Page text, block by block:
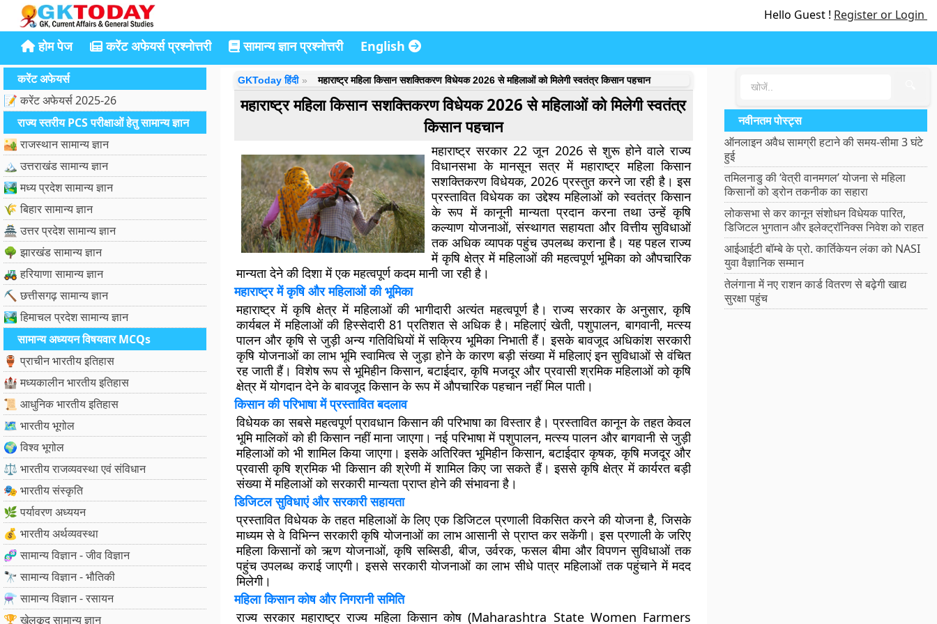
Hello Guest ! Register or Login
होम पेज करेंट अफेयर्स प्रश्नोत्तरी सामान्य ज्ञान प्रश्नोत्तरी English
करेंट अफेयर्स
📝 करेंट अफेयर्स 2025-26
राज्य स्तरीय PCS परीक्षाओं हेतु सामान्य ज्ञान
🏜️ राजस्थान सामान्य ज्ञान
🏔️ उत्तराखंड सामान्य ज्ञान
🏞️ मध्य प्रदेश सामान्य ज्ञान
🌾 बिहार सामान्य ज्ञान
🏯 उत्तर प्रदेश सामान्य ज्ञान
🌳 झारखंड सामान्य ज्ञान
🚜 हरियाणा सामान्य ज्ञान
⛏️ छत्तीसगढ़ सामान्य ज्ञान
🏞️ हिमाचल प्रदेश सामान्य ज्ञान
सामान्य अध्ययन विषयवार MCQs
🏺 प्राचीन भारतीय इतिहास
🏰 मध्यकालीन भारतीय इतिहास
📜 आधुनिक भारतीय इतिहास
🗺️ भारतीय भूगोल
🌍 विश्व भूगोल
⚖️ भारतीय राजव्यवस्था एवं संविधान
🎭 भारतीय संस्कृति
🌿 पर्यावरण अध्ययन
💰 भारतीय अर्थव्यवस्था
🧬 सामान्य विज्ञान - जीव विज्ञान
🔭 सामान्य विज्ञान - भौतिकी
⚗️ सामान्य विज्ञान - रसायन
🏆 खेलकूद सामान्य ज्ञान
GKToday हिंदी महाराष्ट्र महिला किसान सशक्तिकरण विधेयक 2026 से महिलाओं को मिलेगी स्वतंत्र किसान पहचान
महाराष्ट्र महिला किसान सशक्तिकरण विधेयक 2026 से महिलाओं को मिलेगी स्वतंत्र
किसान पहचान
महाराष्ट्र सरकार 22 जून 2026 से शुरू होने वाले राज्य
विधानसभा के मानसून सत्र में महाराष्ट्र महिला किसान
सशक्तिकरण विधेयक, 2026 प्रस्तुत करने जा रही है। इस
प्रस्तावित विधेयक का उद्देश्य महिलाओं को स्वतंत्र किसान
के रूप में कानूनी मान्यता प्रदान करना तथा उन्हें कृषि
कल्याण योजनाओं, संस्थागत सहायता और वित्तीय सुविधाओं
तक अधिक व्यापक पहुंच उपलब्ध कराना है। यह पहल राज्य
में कृषि क्षेत्र में महिलाओं की महत्वपूर्ण भूमिका को औपचारिक
मान्यता देने की दिशा में एक महत्वपूर्ण कदम मानी जा रही है।
महाराष्ट्र में कृषि और महिलाओं की भूमिका
महाराष्ट्र में कृषि क्षेत्र में महिलाओं की भागीदारी अत्यंत महत्वपूर्ण है। राज्य सरकार के अनुसार, कृषि
कार्यबल में महिलाओं की हिस्सेदारी 81 प्रतिशत से अधिक है। महिलाएं खेती, पशुपालन, बागवानी, मत्स्य
पालन और कृषि से जुड़ी अन्य गतिविधियों में सक्रिय भूमिका निभाती हैं। इसके बावजूद अधिकांश सरकारी
कृषि योजनाओं का लाभ भूमि स्वामित्व से जुड़ा होने के कारण बड़ी संख्या में महिलाएं इन सुविधाओं से वंचित
रह जाती हैं। विशेष रूप से भूमिहीन किसान, बटाईदार, कृषि मजदूर और प्रवासी श्रमिक महिलाओं को कृषि
क्षेत्र में योगदान देने के बावजूद किसान के रूप में औपचारिक पहचान नहीं मिल पाती।
किसान की परिभाषा में प्रस्तावित बदलाव
विधेयक का सबसे महत्वपूर्ण प्रावधान किसान की परिभाषा का विस्तार है। प्रस्तावित कानून के तहत केवल
भूमि मालिकों को ही किसान नहीं माना जाएगा। नई परिभाषा में पशुपालन, मत्स्य पालन और बागवानी से जुड़ी
महिलाओं को भी शामिल किया जाएगा। इसके अतिरिक्त भूमिहीन किसान, बटाईदार कृषक, कृषि मजदूर और
प्रवासी कृषि श्रमिक भी किसान की श्रेणी में शामिल किए जा सकते हैं। इससे कृषि क्षेत्र में कार्यरत बड़ी
संख्या में महिलाओं को सरकारी मान्यता प्राप्त होने की संभावना है।
डिजिटल सुविधाएं और सरकारी सहायता
प्रस्तावित विधेयक के तहत महिलाओं के लिए एक डिजिटल प्रणाली विकसित करने की योजना है, जिसके
माध्यम से वे विभिन्न सरकारी कृषि योजनाओं का लाभ आसानी से प्राप्त कर सकेंगी। इस प्रणाली के जरिए
महिला किसानों को ऋण योजनाओं, कृषि सब्सिडी, बीज, उर्वरक, फसल बीमा और विपणन सुविधाओं तक
पहुंच उपलब्ध कराई जाएगी। इससे सरकारी योजनाओं का लाभ सीधे पात्र महिलाओं तक पहुंचाने में मदद
मिलेगी।
महिला किसान कोष और निगरानी समिति
राज्य सरकार महाराष्ट्र राज्य महिला किसान कोष (Maharashtra State Women Farmers
नवीनतम पोस्ट्स
ऑनलाइन अवैध सामग्री हटाने की समय-सीमा 3 घंटे
हुई
तमिलनाडु की ‘वेत्री वानमगल’ योजना से महिला
किसानों को ड्रोन तकनीक का सहारा
लोकसभा से कर कानून संशोधन विधेयक पारित,
डिजिटल भुगतान और इलेक्ट्रॉनिक्स निवेश को राहत
आईआईटी बॉम्बे के प्रो. कार्तिकेयन लंका को NASI
युवा वैज्ञानिक सम्मान
तेलंगाना में नए राशन कार्ड वितरण से बढ़ेगी खाद्य
सुरक्षा पहुंच